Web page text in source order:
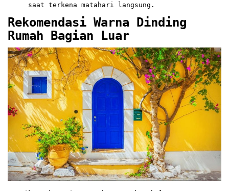
saat terkena matahari langsung.
Rekomendasi Warna Dinding
Rumah Bagian Luar